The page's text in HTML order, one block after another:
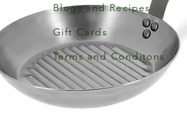
Blogs and Recipes
Gift Cards
Terms and Conditons